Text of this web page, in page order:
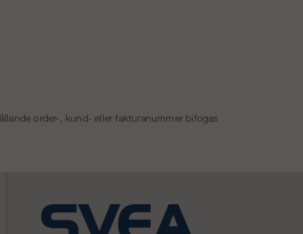
order-, kund- eller fakturanummer bifogas